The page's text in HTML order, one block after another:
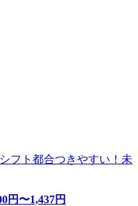
フト都合つきやすい！未
円〜1,437円